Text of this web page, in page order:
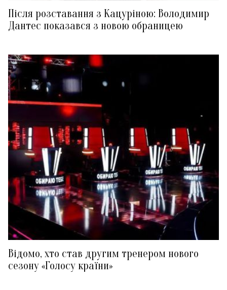
Після розставання з Кацуріною: Володимир
Дантес показався з новою обраницею
Відомо, хто став другим тренером нового
сезону «Голосу країни»